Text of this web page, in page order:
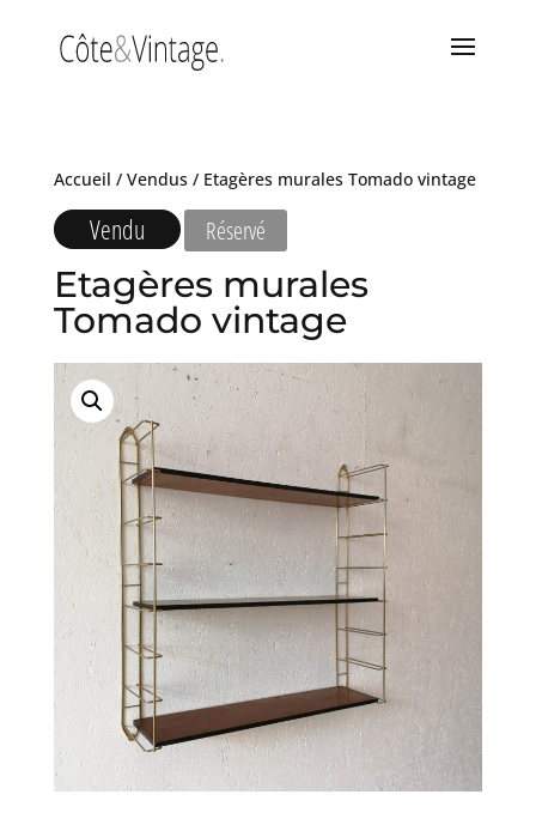
Accueil / Vendus/ Etagères murales Tomado vintage
Vendu Réservé
Etagères murales
Tomado vintage